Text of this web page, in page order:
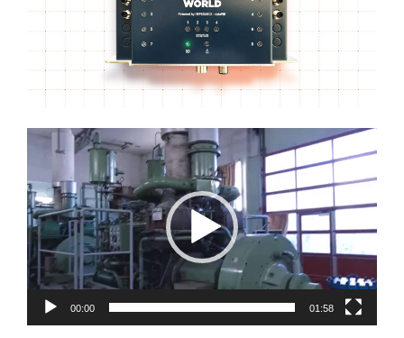
Lecteur
00:00 01:58